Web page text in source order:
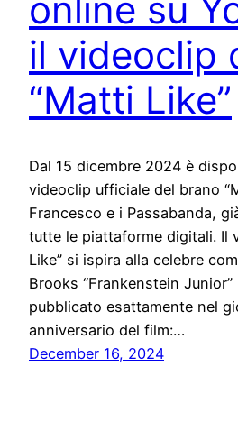
online su
il videoclip
“Matti Like”
Dal 15 dicembre 2024 è
videoclip ufficiale del brano
Francesco e i Passabanda,
tutte le piattaforme digitali. Il
Like” si ispira alla celebre
Brooks “Frankenstein
pubblicato esattamente nel
anniversario del film:…
December 16, 2024